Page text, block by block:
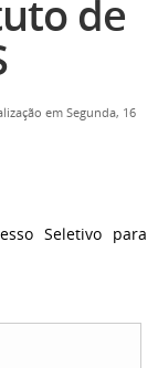
de
em Segunda, 16
Seletivo para